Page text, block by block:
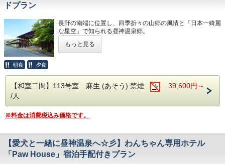
ドプラン
長野の南端に位置し、四季折々の山郷の風情と「日本一綺麗
な星空」で知られる昼神温泉郷。
17室をかまえる、
空間を贅沢に使った数寄屋造りの温泉宿です。
目の前に現れる圧巻の能舞台。豪壮さと繊細さの心地よい緩
お泊まりいただくお部屋は、それぞれが独立した造りのプラ
イベート空間。
お食事は、信州の山里の幸をはじめ、その時々の旬な食材を
取り入れた本格会席料理。
派手さはありませんが、素材の味を引き出すことを丁寧に追
もっと見る
朝食 夕食
【和室二間】113号室 麻生 (あそう) 禁煙
39,600円～
/人
※料金は消費税込み価格です。
【愛犬と一緒に昼神温泉へ☆彡】わんちゃん専用ホテル
「Paw House」宿泊手配付きプラン